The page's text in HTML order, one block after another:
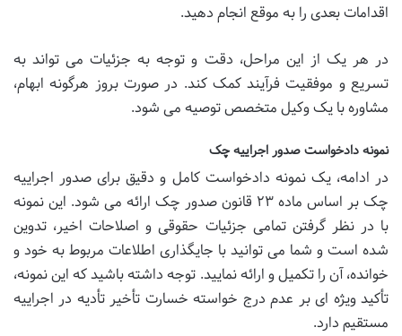
اقدامات بعدی را به موقع انجام دهید.
در هر یک از این مراحل، دقت و توجه به جزئیات می تواند به
تسریع و موفقیت فرآیند کمک کند. در صورت بروز هرگونه ابهام،
مشاوره با یک وکیل متخصص توصیه می شود.
نمونه دادخواست صدور اجراییه چک
در ادامه، یک نمونه دادخواست کامل و دقیق برای صدور اجراییه
چک بر اساس ماده ۲۳ قانون صدور چک ارائه می شود. این نمونه
با در نظر گرفتن تمامی جزئیات حقوقی و اصلاحات اخیر، تدوین
شده است و شما می توانید با جایگذاری اطلاعات مربوط به خود و
خوانده، آن را تکمیل و ارائه نمایید. توجه داشته باشید که این نمونه،
تأکید ویژه ای بر عدم درج خواسته خسارت تأخیر تأدیه در اجراییه
مستقیم دارد.